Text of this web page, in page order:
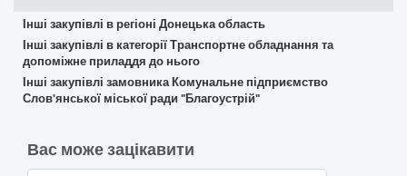
Інші закупівлі в регіоні Донецька область
Інші закупівлі в категорії Транспортне обладнання та
допоміжне приладдя до нього
Інші закупівлі замовника Комунальне підприємство
Слов'янської міської ради "Благоустрій"
Вас може зацікавити